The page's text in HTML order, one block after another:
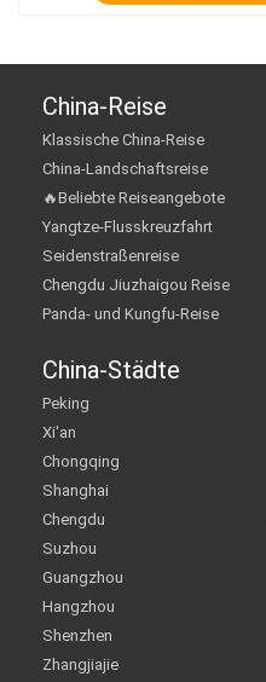
China-Reise
Klassische China-Reise
China-Landschaftsreise
🔥Beliebte Reiseangebote
Yangtze-Flusskreuzfahrt
Seidenstraßenreise
Chengdu Jiuzhaigou Reise
Panda- und Kungfu-Reise
China-Städte
Peking
Xi'an
Chongqing
Shanghai
Chengdu
Suzhou
Guangzhou
Hangzhou
Shenzhen
Zhangjiajie